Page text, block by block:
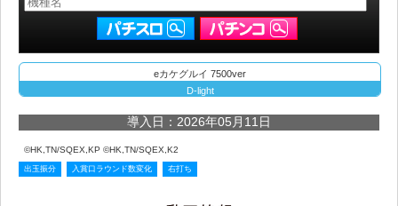
eカケグルイ 7500ver
D-light
導入日：2026年05月11日
©HK,TN/SQEX,KP ©HK,TN/SQEX,K2
出玉振分 入賞口ラウンド数変化 右打ち